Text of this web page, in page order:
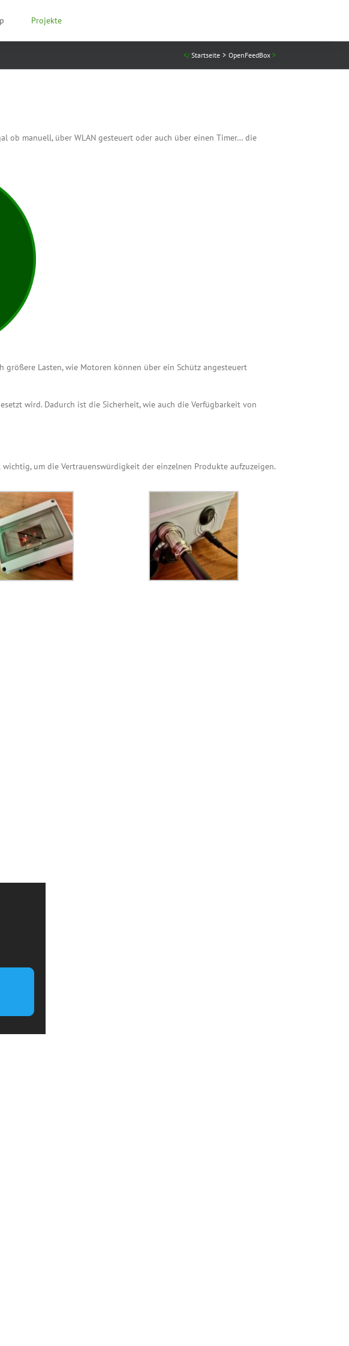
Projekte
Startseite OpenFeedBox
ob manuell, über WLAN gesteuert oder auch über einen Timer… die
größere Lasten, wie Motoren können über ein Schütz angesteuert
wird. Dadurch ist die Sicherheit, wie auch die Verfügbarkeit von
um die Vertrauenswürdigkeit der einzelnen Produkte aufzuzeigen.